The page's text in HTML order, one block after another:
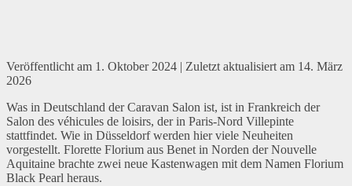
Veröffentlicht am 1. Oktober 2024 | Zuletzt aktualisiert am 14. März
2026
Was in Deutschland der Caravan Salon ist, ist in Frankreich der
Salon des véhicules de loisirs, der in Paris-Nord Villepinte
stattfindet. Wie in Düsseldorf werden hier viele Neuheiten
vorgestellt. Florette Florium aus Benet in Norden der Nouvelle
Aquitaine brachte zwei neue Kastenwagen mit dem Namen Florium
Black Pearl heraus.